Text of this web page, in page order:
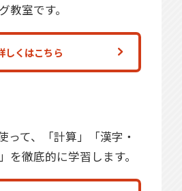
教室です。
しくはこちら
って、「計算」「漢字・
を徹底的に学習します。